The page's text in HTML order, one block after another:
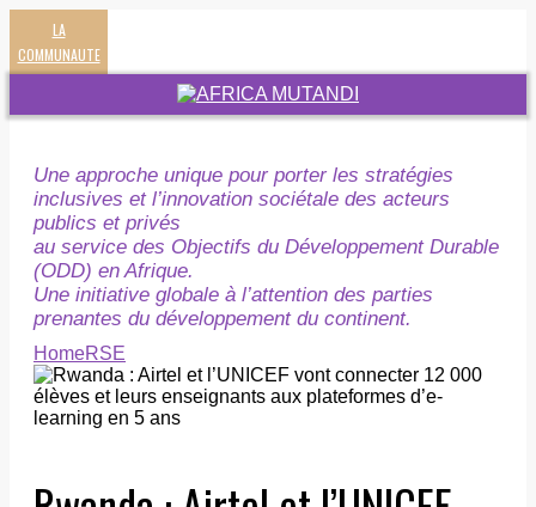
LA
COMMUNAUTE
Une approche unique pour porter les stratégies
inclusives et l’innovation sociétale des acteurs
publics et privés
au service des Objectifs du Développement Durable
(ODD) en Afrique.
Une initiative globale à l’attention des parties
prenantes du développement du continent.
HomeRSE